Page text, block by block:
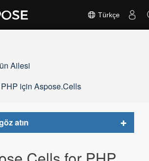
Türkçe
Ailesi
PHP için Aspose.Cells
atın
Toggle